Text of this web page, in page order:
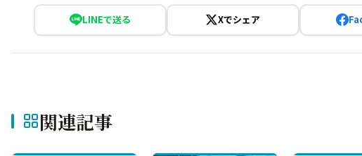
LINEで送る Xでシェア
関連記事